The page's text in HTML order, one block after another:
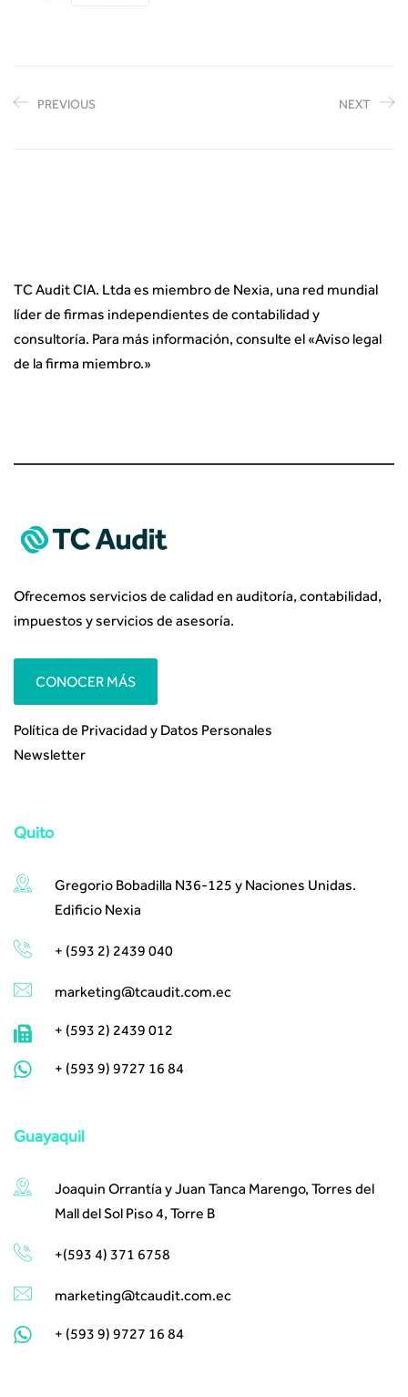
PREVIOUS NEXT
TC Audit CIA. Ltda es miembro de Nexia, una red mundial
líder de firmas independientes de contabilidad y
consultoría. Para más información, consulte el «Aviso legal
de la firma miembro.»
Ofrecemos servicios de calidad en auditoría, contabilidad,
impuestos y servicios de asesoría.
CONOCER MÁS
Política de Privacidad y Datos Personales
Newsletter
Quito
Gregorio Bobadilla N36-125 y Naciones Unidas.
Edificio Nexia
+ (593 2) 2439 040
marketing@tcaudit.com.ec​ ​
+ (593 2) 2439 012
+ (593 9) 9727 16 84
Guayaquil
Joaquin Orrantía y Juan Tanca Marengo, Torres del
Mall del Sol Piso 4, Torre B
+(593 4) 371 6758
marketing@tcaudit.com.ec
+ (593 9) 9727 16 84